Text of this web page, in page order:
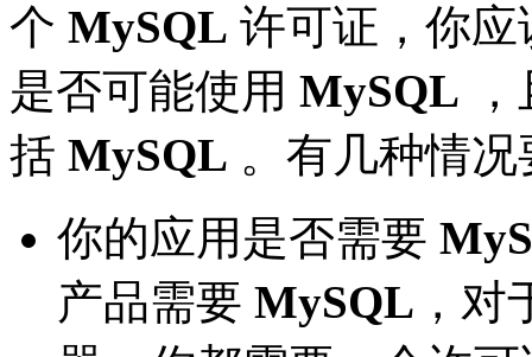
个 MySQL 许可证，你
是否可能使用 MySQL
括 MySQL 。有几种情
你的应用是否需要
产品需要 MySQL ，